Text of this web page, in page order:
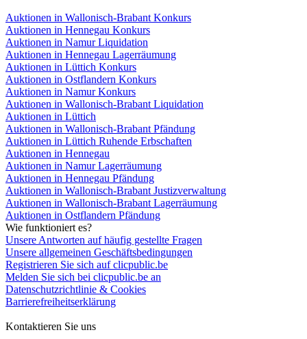
Auktionen in Wallonisch-Brabant Konkurs
Auktionen in Hennegau Konkurs
Auktionen in Namur Liquidation
Auktionen in Hennegau Lagerräumung
Auktionen in Lüttich Konkurs
Auktionen in Ostflandern Konkurs
Auktionen in Namur Konkurs
Auktionen in Wallonisch-Brabant Liquidation
Auktionen in Lüttich
Auktionen in Wallonisch-Brabant Pfändung
Auktionen in Lüttich Ruhende Erbschaften
Auktionen in Hennegau
Auktionen in Namur Lagerräumung
Auktionen in Hennegau Pfändung
Auktionen in Wallonisch-Brabant Justizverwaltung
Auktionen in Wallonisch-Brabant Lagerräumung
Auktionen in Ostflandern Pfändung
Wie funktioniert es?
Unsere Antworten auf häufig gestellte Fragen
Unsere allgemeinen Geschäftsbedingungen
Registrieren Sie sich auf clicpublic.be
Melden Sie sich bei clicpublic.be an
Datenschutzrichtlinie & Cookies
Barrierefreiheitserklärung
Kontaktieren Sie uns